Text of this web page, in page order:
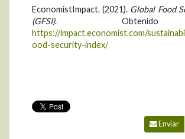
EconomistImpact. (2021). Global Food
(GFSI).
https://impact.economist.com/
ood-security-index/
Enviar